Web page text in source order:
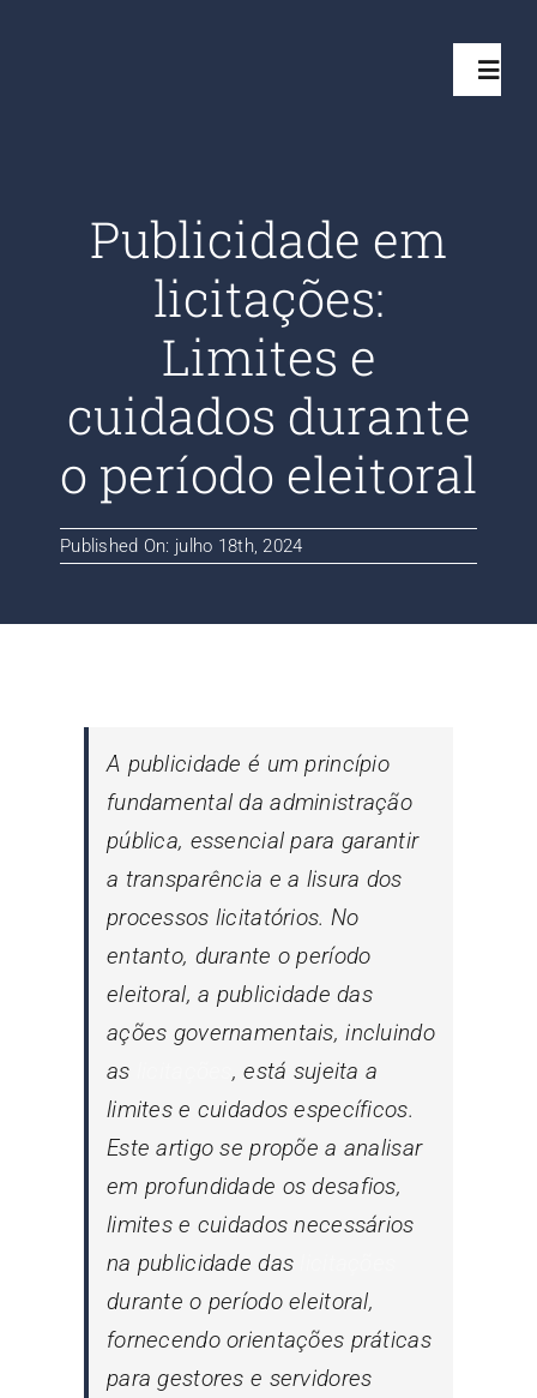
Projetos
Quem somos
Clientes
Contato
Publicidade em
licitações:
Limites e
cuidados durante
o período eleitoral
Published On: julho 18th, 2024
A publicidade é um princípio
fundamental da administração
pública, essencial para garantir
a transparência e a lisura dos
processos licitatórios. No
entanto, durante o período
eleitoral, a publicidade das
ações governamentais, incluindo
as
, está sujeita a
limites e cuidados específicos.
Este artigo se propõe a analisar
em profundidade os desafios,
limites e cuidados necessários
na publicidade das
durante o período eleitoral,
fornecendo orientações práticas
para gestores e servidores